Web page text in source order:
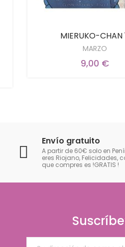
MIERUKO-CHAN
MARZO
9,00 €
Envío gratuito
A partir de 60€ solo en
eres Riojano, Felicidades,
que compres es !GRATIS !